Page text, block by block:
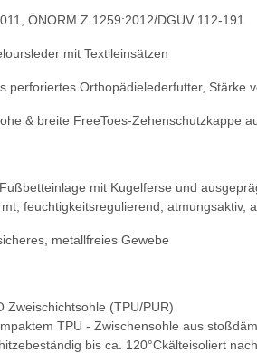
ÖNORM Z 1259:2012/DGUV 112-191
mit Textileinsätzen
perforiertes Orthopädielederfutter, Stärke
& breite FreeToes-Zehenschutzkappe
mit Kugelferse und
feuchtigkeitsregulierend, atmungsaktiv,
metallfreies Gewebe
Zweischichtsohle (TPU/PUR)
TPU - Zwischensohle aus
bis ca. 120°Ckälteisoliert